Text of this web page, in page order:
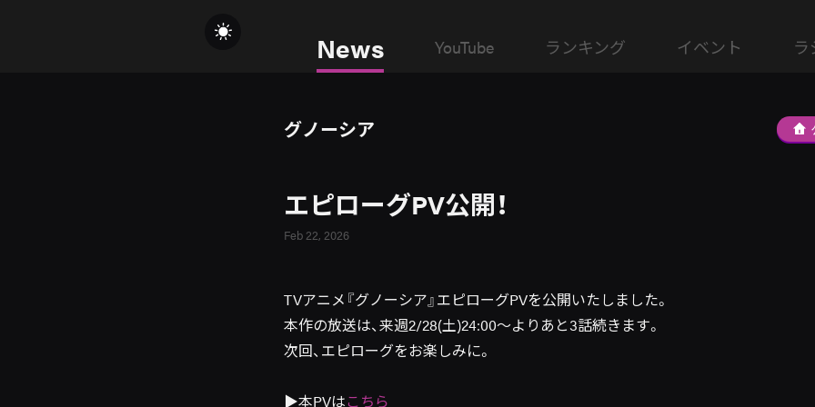
News YouTube ランキング イベント ラ
グノーシア
エピローグPV公開！
Feb 22, 2026
TVアニメ『グノーシア』エピローグPVを公開いたしました。
本作の放送は、来週2/28(土)24:00～よりあと3話続きます。
次回、エピローグをお楽しみに。
▶本PVはこちら